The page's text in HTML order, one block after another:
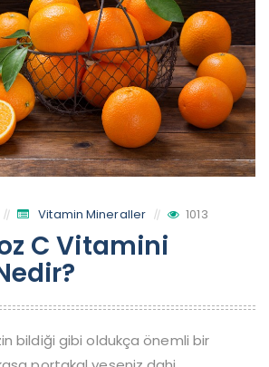
Vitamin Mineraller 1013
C Vitamini
bildiği gibi oldukça önemli bir